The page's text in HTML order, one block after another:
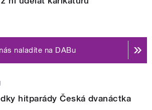
naladíte na DABu
hitparády Česká dvanáctka